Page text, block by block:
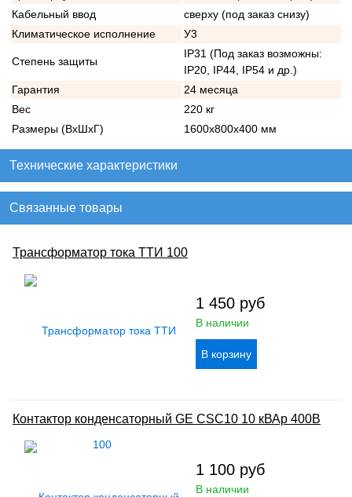
Кабельный ввод
сверху (под заказ снизу)
Климатическое исполнение
У3
Степень защиты
IP31 (Под заказ возможны:
IP20, IP44, IP54 и др.)
Гарантия
24 месяца
Вес
220 кг
Размеры (ВхШхГ)
1600х800х400 мм
Технические характеристики
Связанные товары
Трансформатор тока ТТИ 100
1 450 руб
В наличии
Контактор конденсаторный GE CSC10 10 кВАр 400В
1 100 руб
В наличии